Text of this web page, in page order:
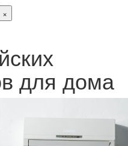
×
для дома